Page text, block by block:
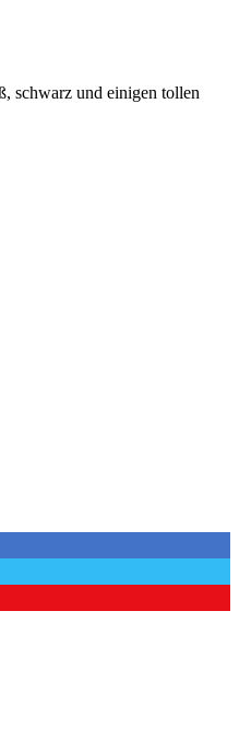
schwarz und einigen tollen